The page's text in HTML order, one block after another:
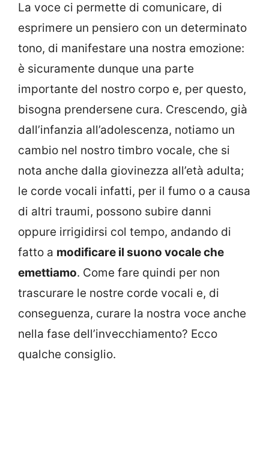
La voce ci permette di comunicare, di
esprimere un pensiero con un determinato
tono, di manifestare una nostra emozione:
è sicuramente dunque una parte
importante del nostro corpo e, per questo,
bisogna prendersene cura. Crescendo, già
dall’infanzia all’adolescenza, notiamo un
cambio nel nostro timbro vocale, che si
nota anche dalla giovinezza all’età adulta;
le corde vocali infatti, per il fumo o a causa
di altri traumi, possono subire danni
oppure irrigidirsi col tempo, andando di
fatto a modificare il suono vocale che
emettiamo. Come fare quindi per non
trascurare le nostre corde vocali e, di
conseguenza, curare la nostra voce anche
nella fase dell’invecchiamento? Ecco
qualche consiglio.